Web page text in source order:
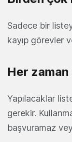
Sadece bir
kayıp görevler
Her
Yapılacaklar
gerekir.
başvuramaz